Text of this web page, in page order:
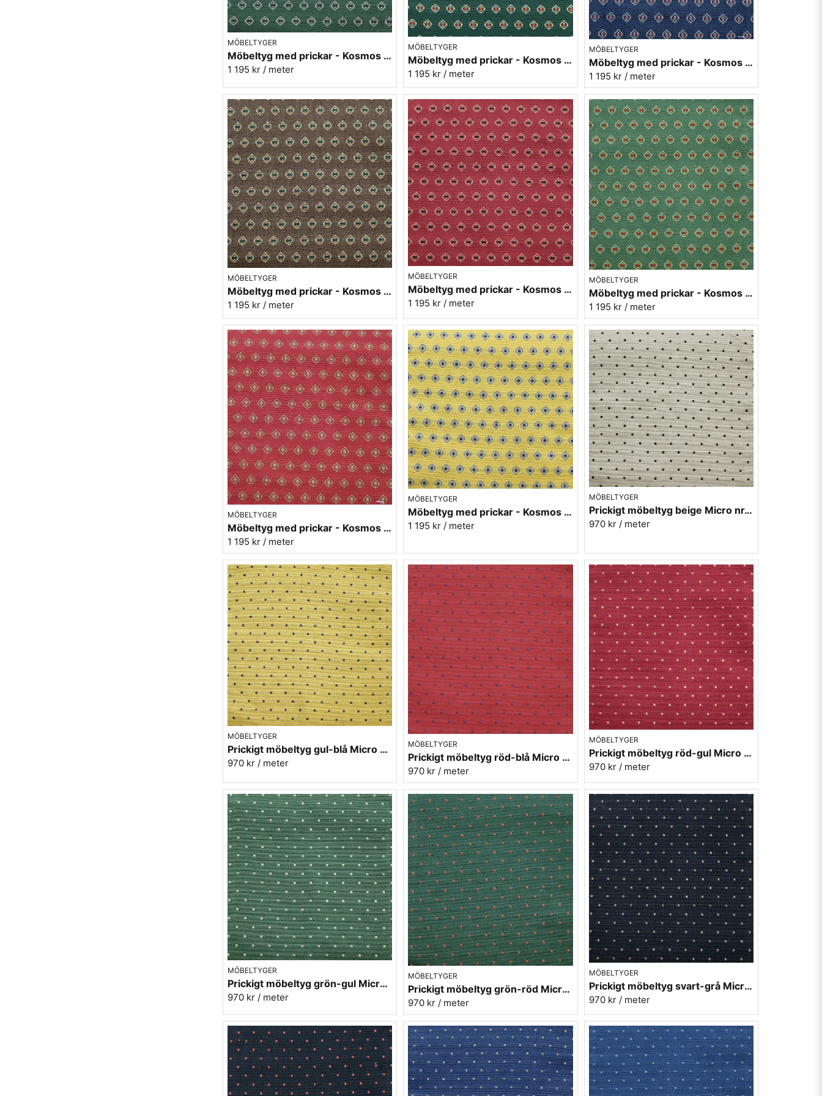
MÖBELTYGER
Möbeltyg med prickar - Kosmos nr.73 grön
1 195 kr / meter
MÖBELTYGER
Möbeltyg med prickar - Kosmos nr.72 grön
1 195 kr / meter
MÖBELTYGER
Möbeltyg med prickar - Kosmos nr.54 blå
1 195 kr / meter
MÖBELTYGER
Möbeltyg med prickar - Kosmos nr.80 brun
1 195 kr / meter
MÖBELTYGER
Möbeltyg med prickar - Kosmos nr.32 röd
1 195 kr / meter
MÖBELTYGER
Möbeltyg med prickar - Kosmos nr.70 grön
1 195 kr / meter
MÖBELTYGER
Möbeltyg med prickar - Kosmos nr.30 röd
1 195 kr / meter
MÖBELTYGER
Möbeltyg med prickar - Kosmos nr.10 gul
1 195 kr / meter
MÖBELTYGER
Prickigt möbeltyg beige Micro nr.02
970 kr / meter
MÖBELTYGER
Prickigt möbeltyg gul-blå Micro nr.10
970 kr / meter
MÖBELTYGER
Prickigt möbeltyg röd-blå Micro nr.31
970 kr / meter
MÖBELTYGER
Prickigt möbeltyg röd-gul Micro nr.32
970 kr / meter
MÖBELTYGER
Prickigt möbeltyg grön-gul Micro nr.70
970 kr / meter
MÖBELTYGER
Prickigt möbeltyg grön-röd Micro nr.72
970 kr / meter
MÖBELTYGER
Prickigt möbeltyg svart-grå Micro nr.99
970 kr / meter